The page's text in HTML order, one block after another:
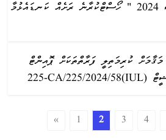
"މަސްވެރިންގެ ދުވަސް 2024 " ހޯސްޓްކުރާނެ ރަށެއް ކަނޑައެޅުމާ
ކުރިމަތިލީ ފަރާތްތަކަށް ޕޮއިންޓް
« 1 2 3 4